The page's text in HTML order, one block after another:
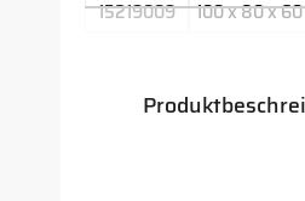
15219009
100 x 80 x